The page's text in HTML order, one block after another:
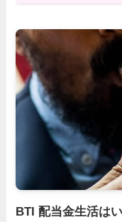
BTI 配当金生活は